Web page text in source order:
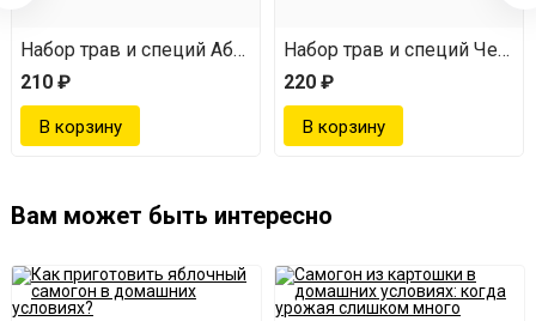
Набор трав и специй Абсент
210 ₽
Набор трав и специй
220 ₽
Вам может быть интересно